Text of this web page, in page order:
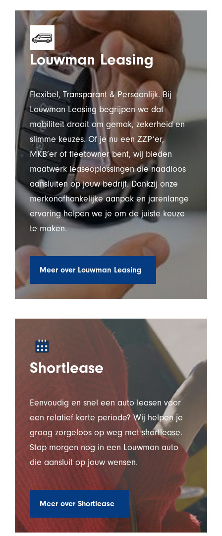
Louwman Leasing
Flexibel, Transparant & Persoonlijk. Bij
Louwman Leasing begrijpen we dat
mobiliteit draait om gemak, zekerheid en
slimme keuzes. Of je nu een ZZP’er,
MKB’er of fleetowner bent, wij bieden
maatwerk leaseoplossingen die naadloos
aansluiten op jouw bedrijf. Dankzij onze
merkonafhankelijke aanpak en jarenlange
ervaring helpen we je om de juiste keuze
te maken.
Meer over Louwman Leasing
Shortlease
Eenvoudig en snel een auto leasen voor
een relatief korte periode? Wij helpen je
graag zorgeloos op weg met shortlease.
Stap morgen nog in een Louwman auto
die aansluit op jouw wensen.
Meer over Shortlease